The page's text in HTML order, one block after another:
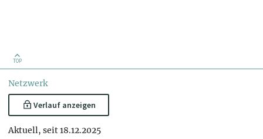
TOP
Netzwerk
Verlauf anzeigen
Aktuell, seit 18.12.2025